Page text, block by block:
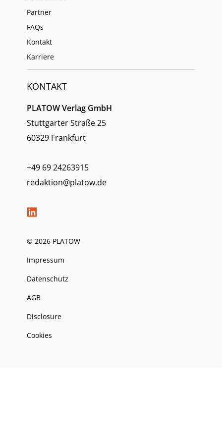
Partner
FAQs
Kontakt
Karriere
KONTAKT
PLATOW Verlag GmbH
Stuttgarter Straße 25
60329 Frankfurt
+49 69 24263915
redaktion@platow.de
© 2026 PLATOW
Impressum
Datenschutz
AGB
Disclosure
Cookies